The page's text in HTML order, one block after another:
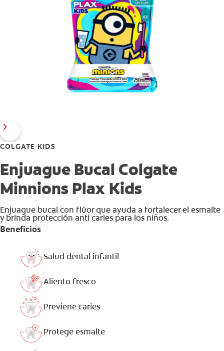
COLGATE KIDS
Enjuague Bucal Colgate
Minnions Plax Kids
Enjuague bucal con flúor que ayuda a fortalecer el esmalte
y brinda protección anti caries para los niños.
Beneficios
Salud dental infantil
Aliento fresco
Previene caries
Protege esmalte